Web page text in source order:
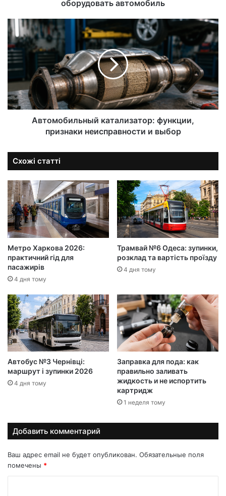
оборудовать автомобиль
Автомобильный катализатор: функции,
признаки неисправности и выбор
Схожі статті
Метро Харкова 2026:
практичний гід для
пасажирів
4 дня тому
Трамвай №6 Одеса: зупинки,
розклад та вартість проїзду
4 дня тому
Автобус №3 Чернівці:
маршрут і зупинки 2026
4 дня тому
Заправка для пода: как
правильно заливать
жидкость и не испортить
картридж
1 неделя тому
Добавить комментарий
Ваш адрес email не будет опубликован. Обязательные поля
помечены *